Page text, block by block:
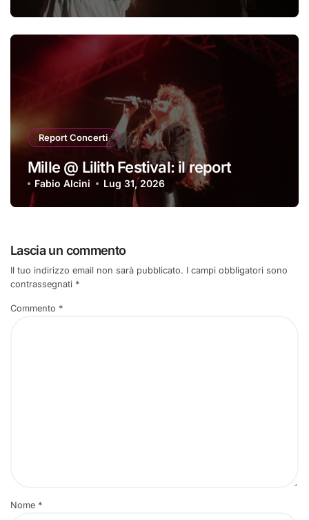
Report Concerti
Mille @ Lilith Festival: il report
Fabio Alcini Lug 31, 2026
Lascia un commento
Il tuo indirizzo email non sarà pubblicato. I campi obbligatori sono
contrassegnati *
Commento *
Nome *